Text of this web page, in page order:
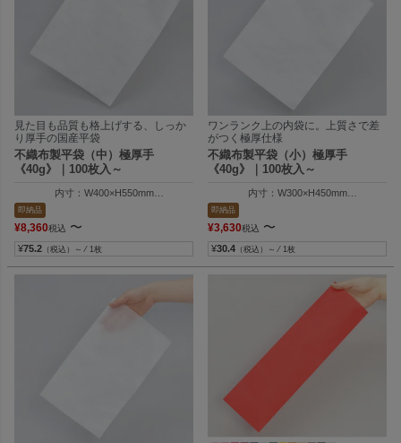
見た目も品質も格上げする、しっか
り厚手の国産平袋
不織布製平袋（中）極厚手
《40g》｜100枚入～
内寸：W400×H550mm
即納品
¥8,360税込 〜
¥75.2 （税込）～ ⁄ 1枚
ワンランク上の内袋に。上質さで差
がつく極厚仕様
不織布製平袋（小）極厚手
《40g》｜100枚入～
内寸：W300×H450mm
即納品
¥3,630税込 〜
¥30.4 （税込）～ ⁄ 1枚